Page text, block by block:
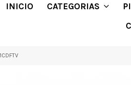
INICIO CATEGORIAS